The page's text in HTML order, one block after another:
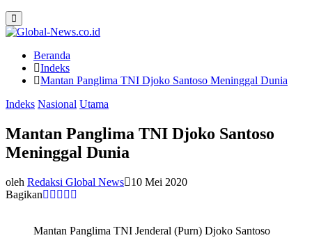
Primary
Menu
Beranda
Indeks
Mantan Panglima TNI Djoko Santoso Meninggal Dunia
Indeks Nasional Utama
Mantan Panglima TNI Djoko Santoso
Meninggal Dunia
oleh Redaksi Global News
10 Mei 2020
Bagikan
Mantan Panglima TNI Jenderal (Purn) Djoko Santoso